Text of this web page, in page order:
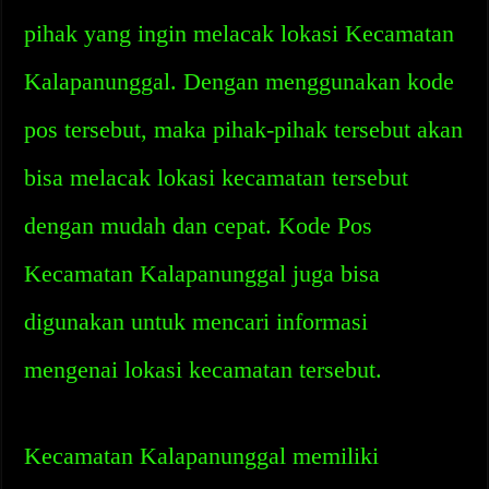
pihak yang ingin melacak lokasi Kecamatan
Kalapanunggal. Dengan menggunakan kode
pos tersebut, maka pihak-pihak tersebut akan
bisa melacak lokasi kecamatan tersebut
dengan mudah dan cepat. Kode Pos
Kecamatan Kalapanunggal juga bisa
digunakan untuk mencari informasi
mengenai lokasi kecamatan tersebut.
Kecamatan Kalapanunggal memiliki